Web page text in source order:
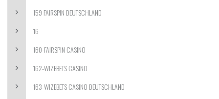
159 FAIRSPIN DEUTSCHLAND
16
160-FAIRSPIN CASINO
162-WIZEBETS CASINO
163-WIZEBETS CASINO DEUTSCHLAND